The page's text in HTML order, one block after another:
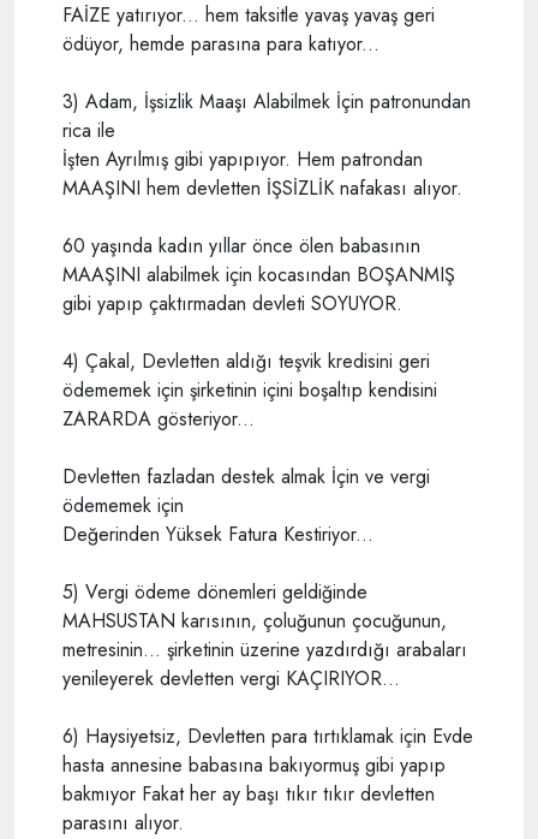
FAİZE yatırıyor... hem taksitle yavaş yavaş geri
ödüyor, hemde parasına para katıyor...
3) Adam, İşsizlik Maaşı Alabilmek İçin patronundan
rica ile
İşten Ayrılmış gibi yapıpıyor. Hem patrondan
MAAŞINI hem devletten İŞSİZLİK nafakası alıyor.
60 yaşında kadın yıllar önce ölen babasının
MAAŞINI alabilmek için kocasından BOŞANMIŞ
gibi yapıp çaktırmadan devleti SOYUYOR.
4) Çakal, Devletten aldığı teşvik kredisini geri
ödememek için şirketinin içini boşaltıp kendisini
ZARARDA gösteriyor...
Devletten fazladan destek almak İçin ve vergi
ödememek için
Değerinden Yüksek Fatura Kestiriyor...
5) Vergi ödeme dönemleri geldiğinde
MAHSUSTAN karısının, çoluğunun çocuğunun,
metresinin... şirketinin üzerine yazdırdığı arabaları
yenileyerek devletten vergi KAÇIRIYOR...
6) Haysiyetsiz, Devletten para tırtıklamak için Evde
hasta annesine babasına bakıyormuş gibi yapıp
bakmıyor Fakat her ay başı tıkır tıkır devletten
parasını alıyor.